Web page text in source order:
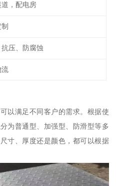
，配电房
抗压、防腐蚀
流
以满足不同客户的需求。根据使
为普通型、加强型、防滑型等多
寸、厚度还是颜色，都可以根据